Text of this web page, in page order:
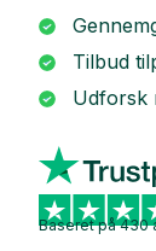
Tilbud
Udforsk
Baseret på 430